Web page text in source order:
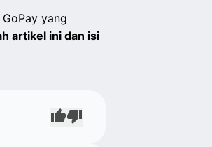
yang
artikel ini dan isi